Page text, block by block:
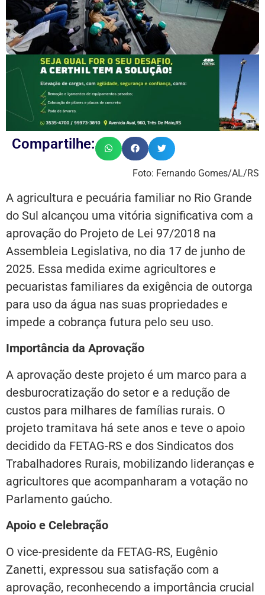
Compartilhe:
Foto: Fernando Gomes/AL/RS
A agricultura e pecuária familiar no Rio Grande
do Sul alcançou uma vitória significativa com a
aprovação do Projeto de Lei 97/2018 na
Assembleia Legislativa, no dia 17 de junho de
2025. Essa medida exime agricultores e
pecuaristas familiares da exigência de outorga
para uso da água nas suas propriedades e
impede a cobrança futura pelo seu uso.
Importância da Aprovação
A aprovação deste projeto é um marco para a
desburocratização do setor e a redução de
custos para milhares de famílias rurais. O
projeto tramitava há sete anos e teve o apoio
decidido da FETAG-RS e dos Sindicatos dos
Trabalhadores Rurais, mobilizando lideranças e
agricultores que acompanharam a votação no
Parlamento gaúcho.
Apoio e Celebração
O vice-presidente da FETAG-RS, Eugênio
Zanetti, expressou sua satisfação com a
aprovação, reconhecendo a importância crucial